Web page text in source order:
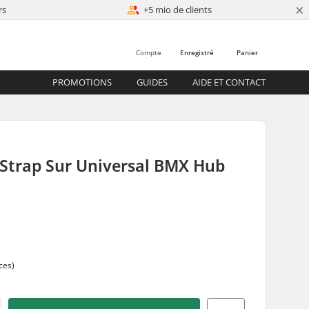
+5 mio de clients ×
Panier
Enregistré
Compte
PROMOTIONS GUIDES AIDE ET CONTACT
Sur Universal BMX Hub